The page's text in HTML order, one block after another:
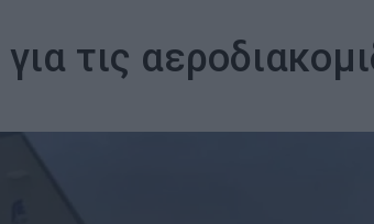
τις